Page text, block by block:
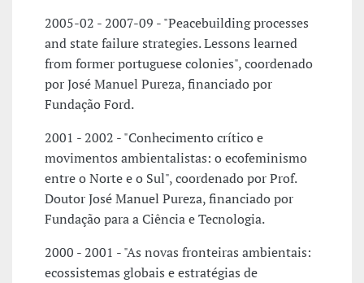
2005-02 - 2007-09 - "Peacebuilding processes
and state failure strategies. Lessons learned
from former portuguese colonies", coordenado
por José Manuel Pureza, financiado por
Fundação Ford.
2001 - 2002 - "Conhecimento crítico e
movimentos ambientalistas: o ecofeminismo
entre o Norte e o Sul", coordenado por Prof.
Doutor José Manuel Pureza, financiado por
Fundação para a Ciência e Tecnologia.
2000 - 2001 - "As novas fronteiras ambientais:
ecossistemas globais e estratégias de